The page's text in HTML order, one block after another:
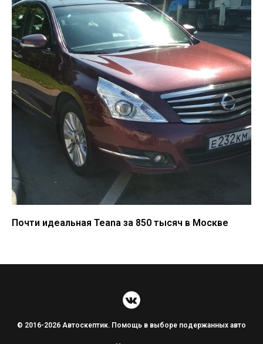
Почти идеальная Teana за 850 тысяч в Москве
© 2016-2026 Автоскептик. Помощь в выборе подержанных авто